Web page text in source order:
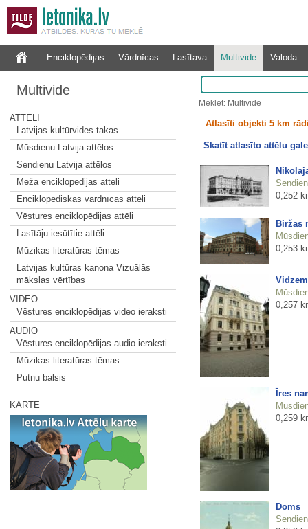
Enciklopēdijas Vārdnīcas Lasītava Multivide Valoda
Multivide
ATTĒLI
Latvijas kultūrvides takas
Mūsdienu Latvija attēlos
Sendienu Latvija attēlos
Meža enciklopēdijas attēli
Enciklopēdiskās vārdnīcas attēli
Vēstures enciklopēdijas attēli
Lasītāju iesūtītie attēli
Mūzikas literatūras tēmas
Latvijas kultūras kanona Vizuālās
mākslas vērtības
VIDEO
Vēstures enciklopēdijas video ieraksti
AUDIO
Vēstures enciklopēdijas audio ieraksti
Mūzikas literatūras tēmas
Putnu balsis
KARTE
Meklēt: Multivide
Atlasīti objekti 5 km
Skatīt atlasīto attēlu
0,252
Biržas
0,253
0,257
Īres
0,259
Doms